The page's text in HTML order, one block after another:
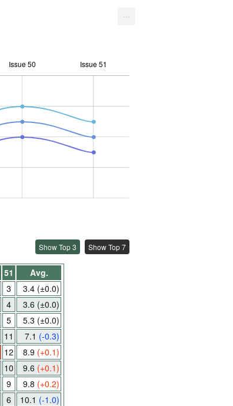
Issue 50 Issue 51
...
Show Top 3 Show Top 7
51
Avg.
3 3.4 (±0.0)
4 3.6 (±0.0)
5 5.3 (±0.0)
11 7.1 (-0.3)
12 8.9 (+0.1)
10 9.6 (+0.1)
9 9.8 (+0.2)
6 10.1 (-1.0)